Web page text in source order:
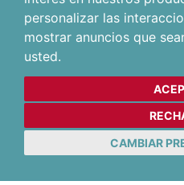
personalizar las
mostrar anuncios que
usted.
CAMBIAR